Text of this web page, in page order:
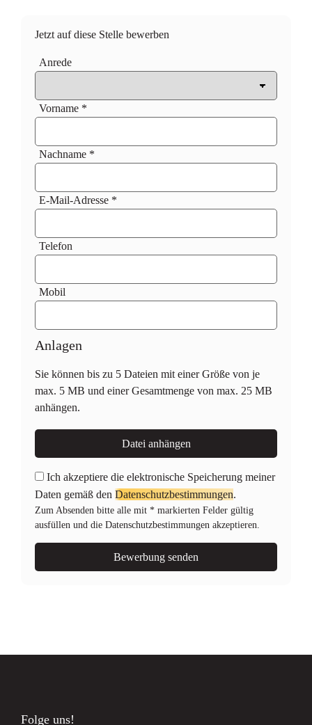
Jetzt auf diese Stelle bewerben
Anrede
Vorname *
Nachname *
E-Mail-Adresse *
Telefon
Mobil
Anlagen
Sie können bis zu 5 Dateien mit einer Größe von je
max. 5 MB und einer Gesamtmenge von max. 25 MB
anhängen.
Datei anhängen
Ich akzeptiere die elektronische Speicherung meiner
Daten gemäß den Datenschutzbestimmungen.
Zum Absenden bitte alle mit * markierten Felder gültig
ausfüllen und die Datenschutzbestimmungen akzeptieren.
Bewerbung senden
Folge uns!